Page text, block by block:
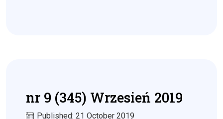
nr 9 (345) Wrzesień 2019
Published: 21 October 2019